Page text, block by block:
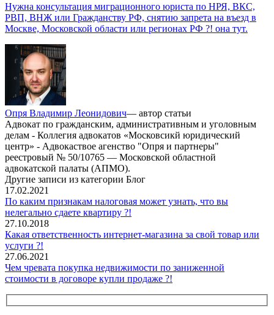
Нужна консультация миграционного юриста по НРЯ, ВКС,
РВП, ВНЖ или Гражданству РФ, снятию запрета на въезд в
Москве, Московской области или регионах РФ ?! она тут.
Опря Владимир Леонидович— автор статьи
Адвокат по гражданским, административным и уголовным
делам - Коллегия адвокатов «Московсикй юридический
центр» - Адвокаствое агенство "Опря и партнеры"
реестровый № 50/10765 — Московской областной
адвокатской палаты (АПМО).
Другие записи из категории Блог
17.02.2021
По каким признакам налоговая может узнать, что вы
нелегально сдаете квартиру ?!
27.10.2018
Какая ответственность интернет-магазина за свой товар или
услуги ?!
27.06.2021
Чем чревата покупка недвижимости по заниженной
стоимости в договоре купли продаже ?!